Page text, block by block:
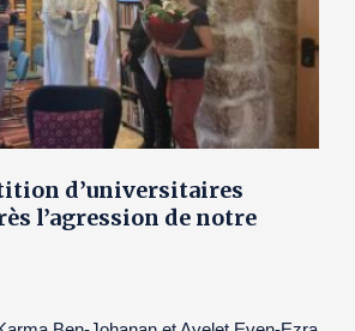
d’universitaires
l’agression de notre